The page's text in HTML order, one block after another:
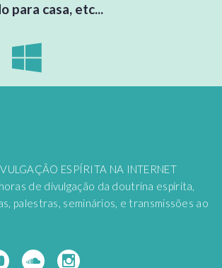
para casa, etc...
ESPÍRITA NA INTERNET
de divulgação da doutrina espírita,
palestras, seminários, e transmissões ao